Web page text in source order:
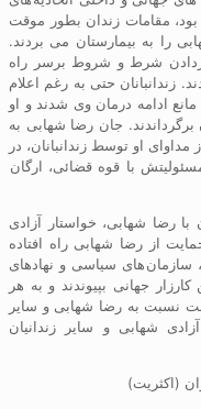
مقامات زندان بطور موقت
را بە بیمارستان می بردند.
شرط و شروط برسر راە
زندانبانان حتی بە رغم اعلام
ادامە درمان وی شدند و او
برگرداندند. جان رضا شهابی بە
او توسط زندانبانان، در
با قوه قضائی، ارگان
با رضا شهابی، خواستار آزادی
از رضا شهابی راه افتاده
سازمان های سیاسی و نهادهای
جهانی بپیوندند و بە هر
نسبت بە رضا شهابی و سایر
شهابی و سایر زندانیان
(اکثریت)